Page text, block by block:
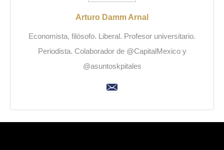
Arturo Damm Arnal
Economista, filósofo. Liberal. Profesor universitario.
Periodista. Colaborador de @CapitalMexico y
@asuntoskpitales